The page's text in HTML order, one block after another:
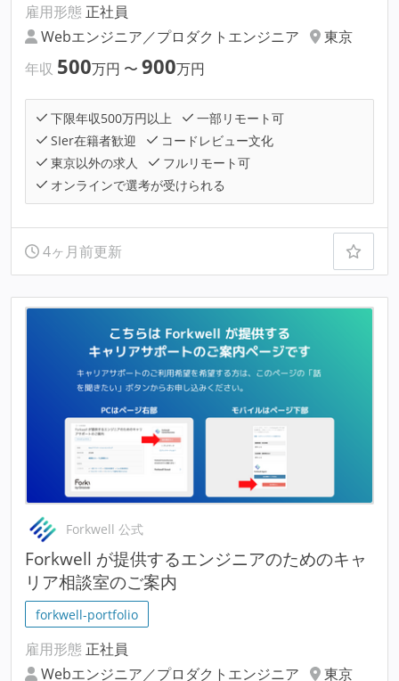
雇用形態 正社員
Webエンジニア／プロダクトエンジニア
東京
年収 500万円 〜 900万円
下限年収500万円以上
一部リモート可
SIer在籍者歓迎
コードレビュー文化
東京以外の求人
フルリモート可
オンラインで選考が受けられる
4ヶ月前更新
Forkwell 公式
Forkwell が提供するエンジニアのためのキャ
リア相談室のご案内
forkwell-portfolio
雇用形態 正社員
Webエンジニア／プロダクトエンジニア
東京